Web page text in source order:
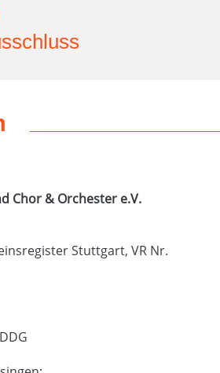
Chor & Orchester e.V.
Stuttgart, VR Nr.